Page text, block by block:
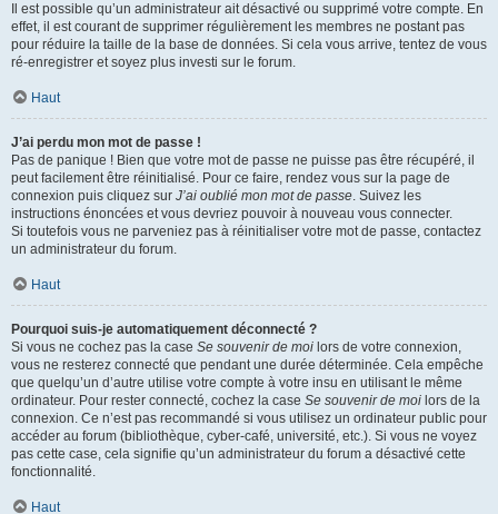
Il est possible qu’un administrateur ait désactivé ou supprimé votre compte. En
effet, il est courant de supprimer régulièrement les membres ne postant pas
pour réduire la taille de la base de données. Si cela vous arrive, tentez de vous
ré-enregistrer et soyez plus investi sur le forum.
Haut
J’ai perdu mon mot de passe !
Pas de panique ! Bien que votre mot de passe ne puisse pas être récupéré, il
peut facilement être réinitialisé. Pour ce faire, rendez vous sur la page de
connexion puis cliquez sur J’ai oublié mon mot de passe. Suivez les
instructions énoncées et vous devriez pouvoir à nouveau vous connecter.
Si toutefois vous ne parveniez pas à réinitialiser votre mot de passe, contactez
un administrateur du forum.
Haut
Pourquoi suis-je automatiquement déconnecté ?
Si vous ne cochez pas la case Se souvenir de moi lors de votre connexion,
vous ne resterez connecté que pendant une durée déterminée. Cela empêche
que quelqu’un d’autre utilise votre compte à votre insu en utilisant le même
ordinateur. Pour rester connecté, cochez la case Se souvenir de moi lors de la
connexion. Ce n’est pas recommandé si vous utilisez un ordinateur public pour
accéder au forum (bibliothèque, cyber-café, université, etc.). Si vous ne voyez
pas cette case, cela signifie qu’un administrateur du forum a désactivé cette
fonctionnalité.
Haut